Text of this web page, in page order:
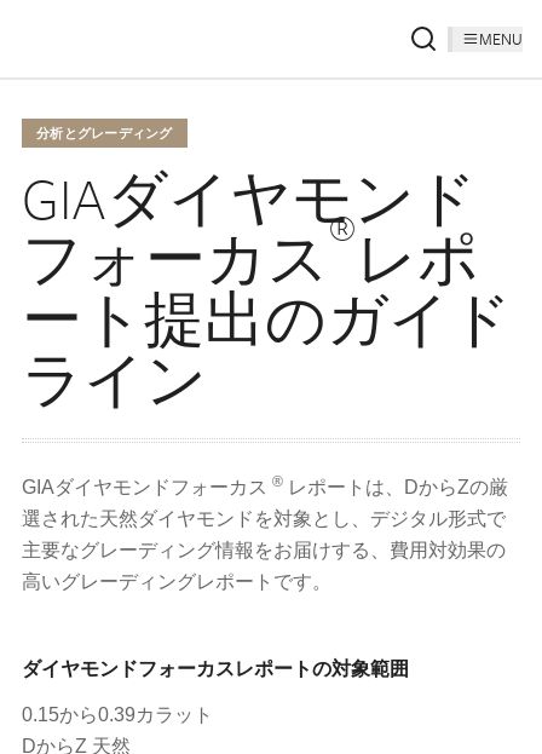
MENU
分析とグレーディング
GIAダイヤモンド
フォーカス® レポ
ート提出のガイド
ライン
GIAダイヤモンドフォーカス ® レポートは、DからZの厳
選された天然ダイヤモンドを対象とし、デジタル形式で
主要なグレーディング情報をお届けする、費用対効果の
高いグレーディングレポートです。
ダイヤモンドフォーカスレポートの対象範囲
0.15から0.39カラット
DからZ 天然